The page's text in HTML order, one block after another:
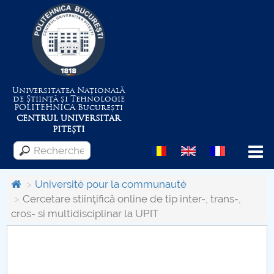
Universitatea Națională
de Știință și Tehnologie
POLITEHNICABucurești
CENTRUL UNIVERSITAR
PITEȘTI
Menu
Despre Universitate
Université pour la communauté
Cercetare stiinţifică online de tip inter-, trans-,
cros- si multidisciplinar la UPIT